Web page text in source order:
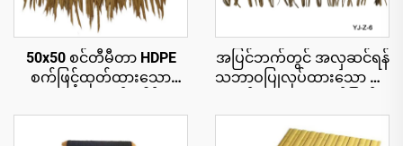
50x50 စင်တီမီတာ HDPE
စက်ဖြင့်ထုတ်ထားသော
ပြား၊ ၁၅ နှစ်အထိ ယူဗီ
ခံနိုင်ရည်ရှိသော ပူပြင်းသော
အပြင်ဘက်တွင် အလှဆင်ရန်
သဘာဝပြုလုပ်ထားသော ဖရုံ
ခံနိုင်ရည်ရှိခြင်း